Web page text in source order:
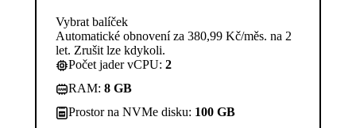
Vybrat balíček
Automatické obnovení za 380,99 Kč/měs. na 2
let. Zrušit lze kdykoli.
Počet jader vCPU: 2
RAM: 8 GB
Prostor na NVMe disku: 100 GB